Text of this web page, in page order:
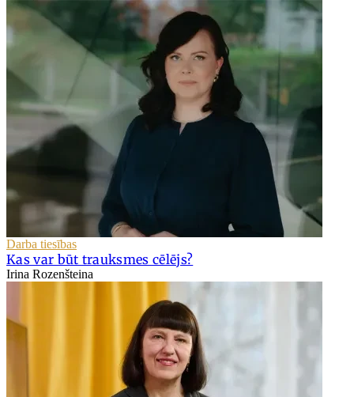
Darba tiesības
Kas var būt trauksmes cēlējs?
Irina Rozenšteina